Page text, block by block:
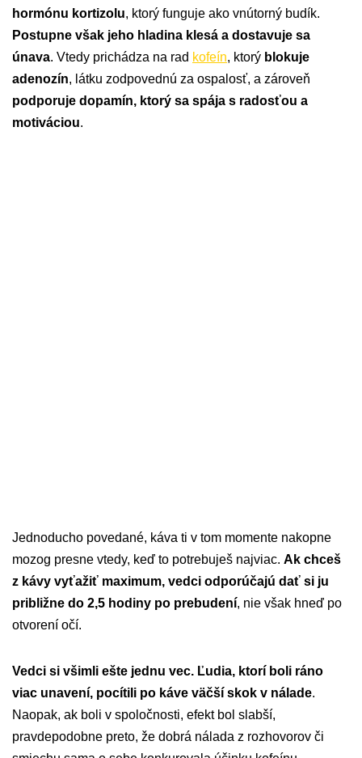
hormónu kortizolu, ktorý funguje ako vnútorný budík.
Postupne však jeho hladina klesá a dostavuje sa
únava. Vtedy prichádza na rad kofeín, ktorý blokuje
adenozín, látku zodpovednú za ospalosť, a zároveň
podporuje dopamín, ktorý sa spája s radosťou a
motiváciou.
Jednoducho povedané, káva ti v tom momente nakopne
mozog presne vtedy, keď to potrebuješ najviac. Ak chceš
z kávy vyťažiť maximum, vedci odporúčajú dať si ju
približne do 2,5 hodiny po prebudení, nie však hneď po
otvorení očí.
Vedci si všimli ešte jednu vec. Ľudia, ktorí boli ráno
viac unavení, pocítili po káve väčší skok v nálade.
Naopak, ak boli v spoločnosti, efekt bol slabší,
pravdepodobne preto, že dobrá nálada z rozhovorov či